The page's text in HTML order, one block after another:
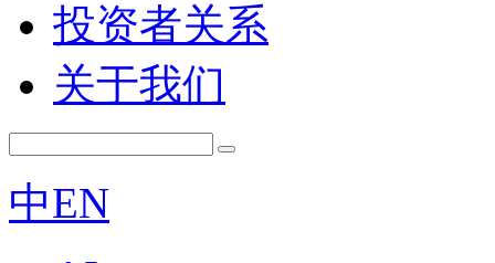
投资者关系
关于我们
中EN